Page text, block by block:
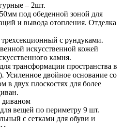
– 2шт.
под обеденной зоной для
и вывода отопления. Отделка
с рундуками.
искусственной кожей
камня.
трансформации пространства в
Усиленное двойное основание со
двух плоскостях для более
диваном
вещей по периметру 9 шт.
с сетками для обуви и